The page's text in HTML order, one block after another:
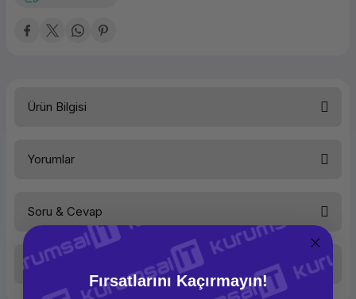
Ürün Bilgisi
Hizmet Kalitesi (QoS)
MIB desteği
Web tabanlı yönetim Evet
Anahtar tipi
Site ayarlarını yapılandırın (CLI) Evet
Erişim Kontrol Listesi (ACL) Evet
Yorumlar
Yorum Yaz
Soru & Cevap
Ürün hakkında henüz soru sorulmamış.
Taksit Seçenekleri
Fırsatlarını Kaçırmayın!